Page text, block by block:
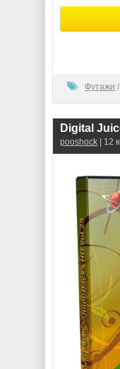
Футажи /
Digital
pooshock | 12